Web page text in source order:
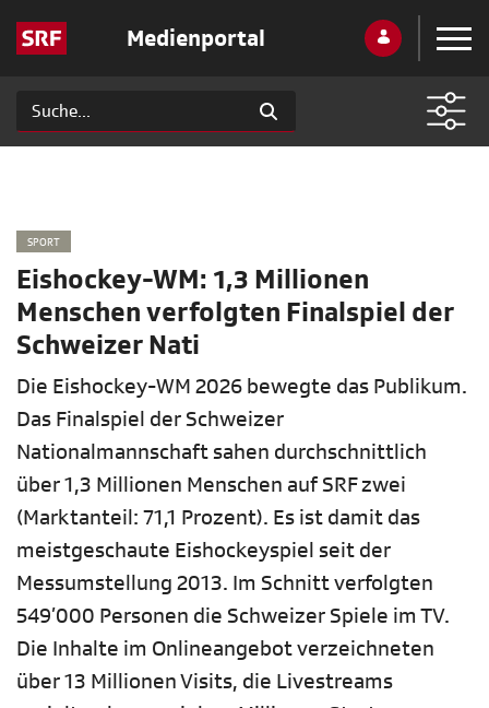
Medienportal
SPORT
Eishockey-WM: 1,3 Millionen
Menschen verfolgten Finalspiel der
Schweizer Nati
Die Eishockey-WM 2026 bewegte das Publikum.
Das Finalspiel der Schweizer
Nationalmannschaft sahen durchschnittlich
über 1,3 Millionen Menschen auf SRF zwei
(Marktanteil: 71,1 Prozent). Es ist damit das
meistgeschaute Eishockeyspiel seit der
Messumstellung 2013. Im Schnitt verfolgten
549’000 Personen die Schweizer Spiele im TV.
Die Inhalte im Onlineangebot verzeichneten
über 13 Millionen Visits, die Livestreams